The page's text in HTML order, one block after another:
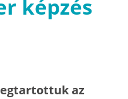
képzés
az